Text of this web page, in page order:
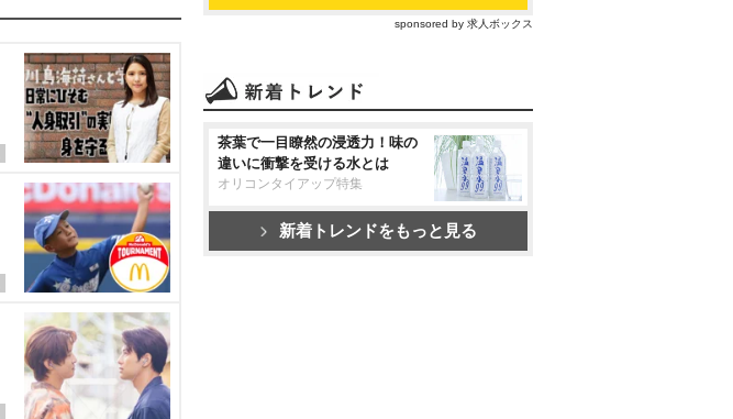
sponsored by 求人ボックス
茶葉で一目瞭然の浸透力！味の
違いに衝撃を受ける水とは
オリコンタイアップ特集
新着トレンドをもっと見る